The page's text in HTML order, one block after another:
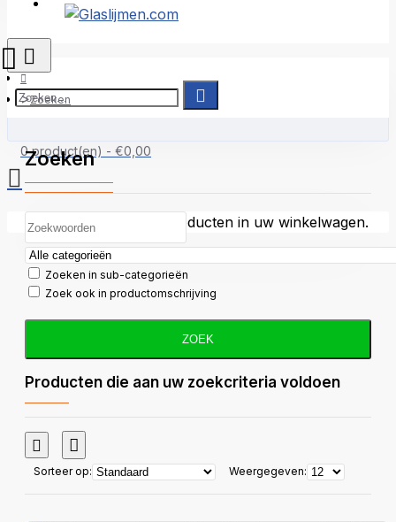
0 product(en) - €0,00
U heeft nog geen producten in uw winkelwagen.
Zoeken
Zoeken
Zoeken in sub-categorieën
Zoek ook in productomschrijving
ZOEK
Producten die aan uw zoekcriteria voldoen
Sorteer op: Weergegeven: